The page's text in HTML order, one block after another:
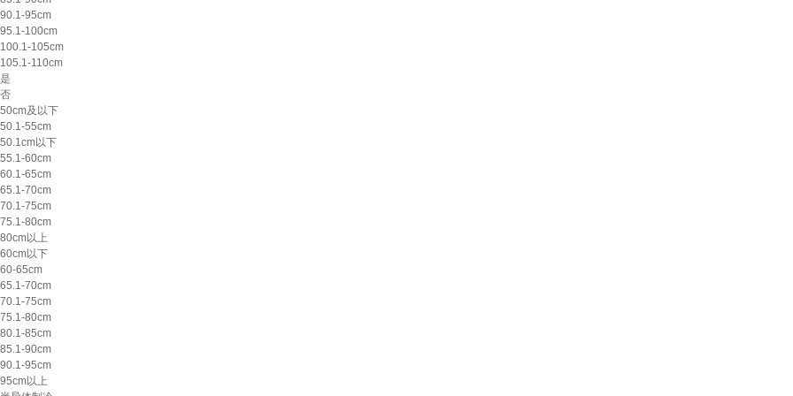
90.1-95cm
95.1-100cm
100.1-105cm
105.1-110cm
是
否
50cm及以下
50.1-55cm
50.1cm以下
55.1-60cm
60.1-65cm
65.1-70cm
70.1-75cm
75.1-80cm
80cm以上
60cm以下
60-65cm
65.1-70cm
70.1-75cm
75.1-80cm
80.1-85cm
85.1-90cm
90.1-95cm
95cm以上